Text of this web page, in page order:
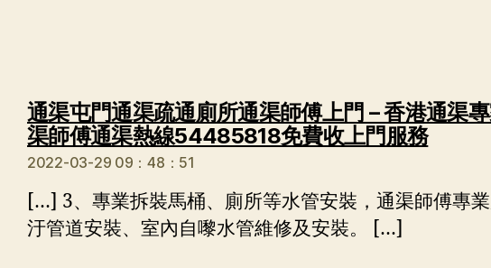
通渠屯門通渠疏通廁所通渠師傅上門 – 香港通渠
渠師傅通渠熱線54485818免費收上門服務说：
2022-03-29 09：48：51
[…] 3、專業拆裝馬桶、廁所等水管安裝，通渠師傅專
汙管道安裝、室內自嚟水管維修及安裝。 […]